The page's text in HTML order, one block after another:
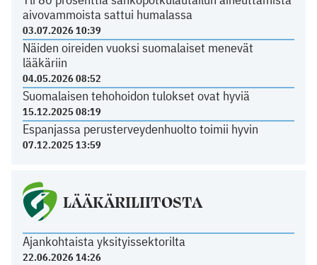
aivovammoista sattui humalassa
03.07.2026 10:39
Näiden oireiden vuoksi suomalaiset menevät
lääkäriin
04.05.2026 08:52
Suomalaisen tehohoidon tulokset ovat hyviä
15.12.2025 08:19
Espanjassa perusterveydenhuolto toimii hyvin
07.12.2025 13:59
LÄÄKÄRILIITOSTA
Ajankohtaista yksityissektorilta
22.06.2026 14:26